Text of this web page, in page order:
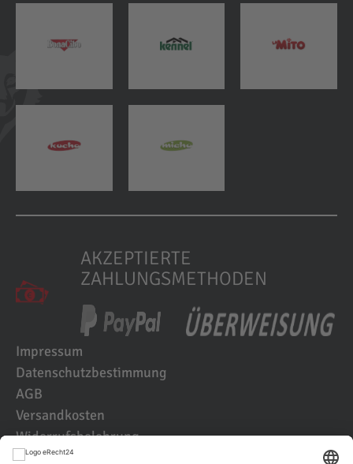
AKZEPTIERTE
ZAHLUNGSMETHODEN
Impressum
Datenschutzbestimmung
AGB
Versandkosten
Widerrufsbelehrung
Kundenbewertungen